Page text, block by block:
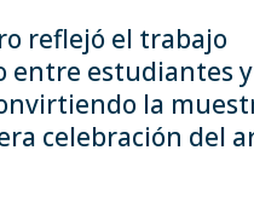
reflejó el trabajo
entre estudiantes y
la
celebración del